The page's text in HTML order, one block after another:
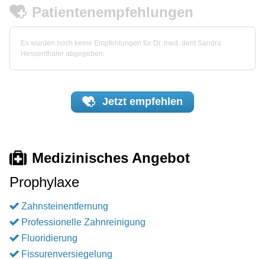
Patientenempfehlungen
Es wurden noch keine Empfehlungen für Dr. med. dent Sandra
Hessenthaler abgegeben.
Jetzt empfehlen
Medizinisches Angebot
Prophylaxe
Zahnsteinentfernung
Professionelle Zahnreinigung
Fluoridierung
Fissurenversiegelung